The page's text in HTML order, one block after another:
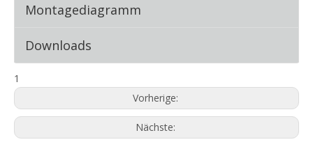
Montagediagramm
Downloads
1
Vorherige:
Nächste: